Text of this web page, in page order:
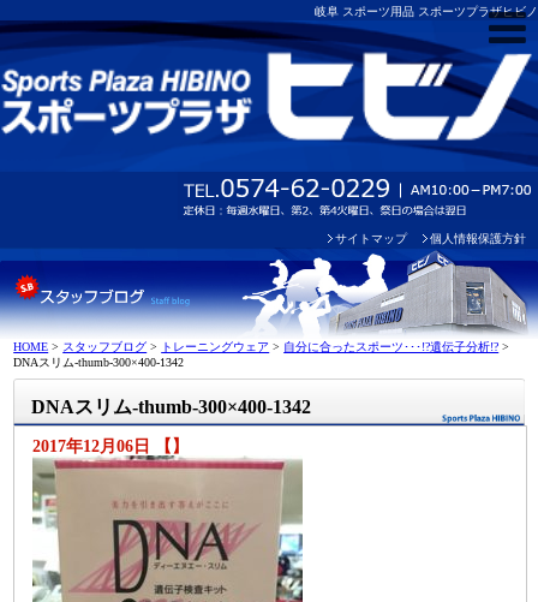
岐阜 スポーツ用品 スポーツプラザヒビノ
サイトマップ 個人情報保護方針
HOME > スタッフブログ > トレーニングウェア > 自分に合ったスポーツ･･･!?遺伝子分析!? >
DNAスリム-thumb-300×400-1342
DNAスリム-thumb-300×400-1342
2017年12月06日 【】